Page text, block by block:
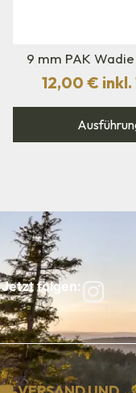
9 mm PAK
12,00€ inkl.
Jetzt folgen: